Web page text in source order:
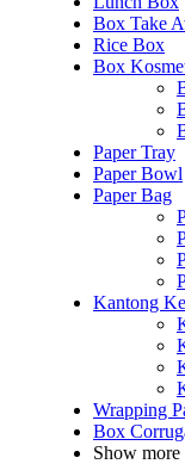
Box Take
Rice Box
Box
Paper Tray
Paper Bowl
Paper Bag
Kantong
Wrapping
Box
Show more